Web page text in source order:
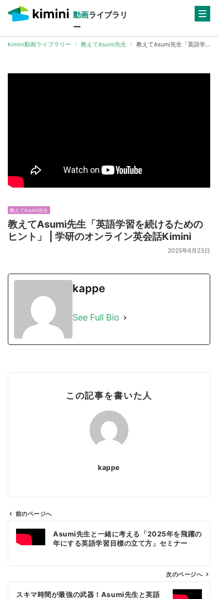
動画ライブラリ
ー
Kimini動画ライブラリー 教えてAsumi先生 教えてAsumi先生「英語学習を続けるためのヒント」 | 学研のオンライン英会話Kimini
教えてAsumi先生
教えてAsumi先生「英語学習を続けるための
ヒント」 | 学研のオンライン英会話Kimini
2025年6月23日
kappe
See Full Bio
この記事を書いた人
kappe
ビ
前のページへ
Asumi先生と一緒に考える「2025年を飛躍の
年にする英語学習目標の立て方」セミナー
次のページへ
スキマ時間が最強の武器！Asumi先生と英語